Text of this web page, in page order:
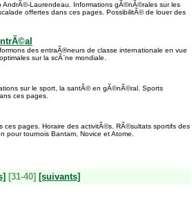
Laurendeau. Informations gÃ©nÃ©rales sur les
offertes dans ces pages. PossibilitÃ© de louer des
des entraÃ®neurs de classe internationale en vue
sur la scÃ¨ne mondiale.
sur le sport, la santÃ© en gÃ©nÃ©ral. Sports
ces pages.
ces pages. Horaire des activitÃ©s. RÃ©sultats sportifs des
pour tournois Bantam, Novice et Atome.
[31-40] [suivants]